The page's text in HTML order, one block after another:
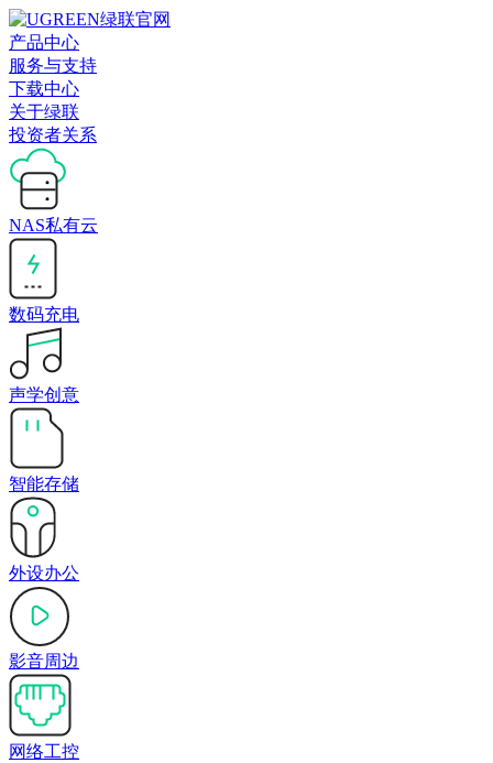
产品中心
服务与支持
下载中心
关于绿联
投资者关系
NAS私有云
数码充电
声学创意
智能存储
外设办公
影音周边
网络工控